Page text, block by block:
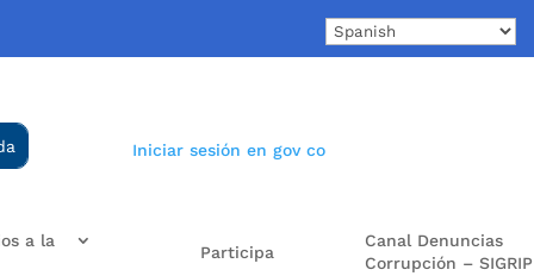
Iniciar sesión en gov co
a la
Participa
Canal Denuncias
Corrupción – SIGRIP